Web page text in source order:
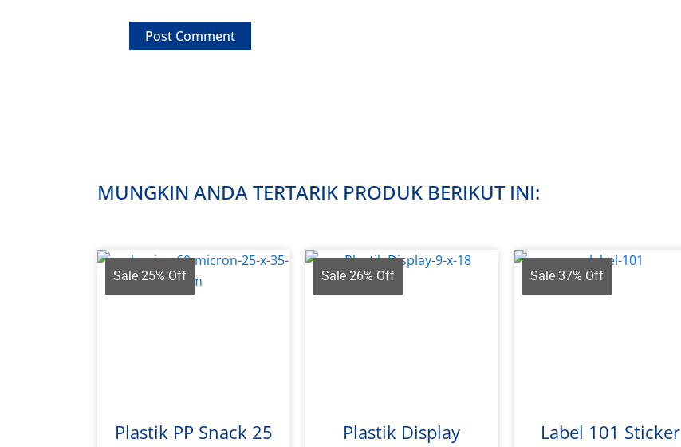
MUNGKIN ANDA TERTARIK PRODUK BERIKUT INI:
Sale 25% Off
Plastik PP Snack 25
Sale 26% Off
Plastik Display
Sale 37% Off
Label 101 Sticker